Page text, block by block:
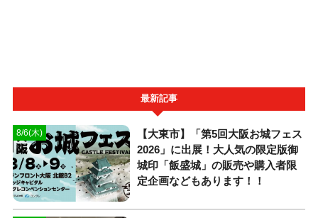
最新記事
8/6(木)
【大東市】「第5回大阪お城フェス
2026」に出展！大人気の限定版御
城印「飯盛城」の販売や購入者限
定企画などもあります！！